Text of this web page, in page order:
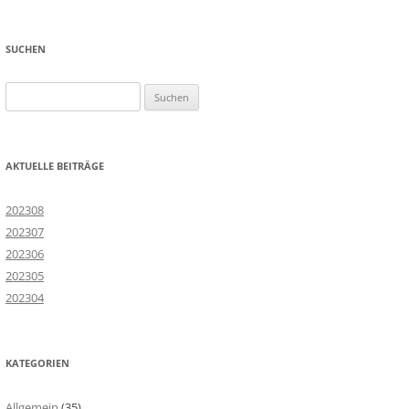
SUCHEN
nach:
AKTUELLE BEITRÄGE
202308
202307
202306
202305
202304
KATEGORIEN